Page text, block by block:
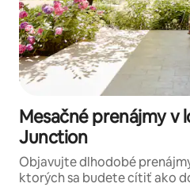
Mesačné prenájmy v
Junction
Objavujte dlhodobé
ktorých sa budete cítiť ako